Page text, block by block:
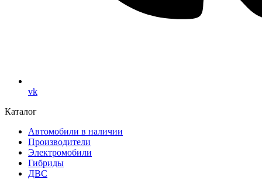
vk
Каталог
Автомобили в наличии
Производители
Электромобили
Гибриды
ДВС